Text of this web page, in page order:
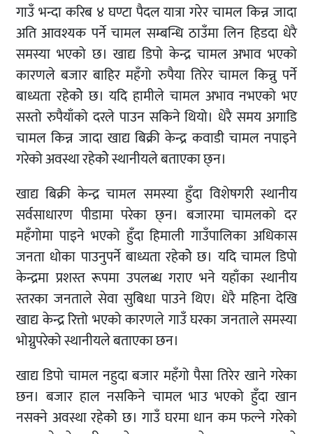
गाउँ भन्दा करिब ४ घण्टा पैदल यात्रा गरेर चामल किन्न जादा
अति आवश्यक पर्ने चामल सम्बन्धि ठाउँमा लिन हिडदा धेरै
समस्या भएको छ। खाद्य डिपो केन्द्र चामल अभाव भएको
कारणले बजार बाहिर महँगो रुपैया तिरेर चामल किन्नु पर्ने
बाध्यता रहेकोे छ। यदि हामीले चामल अभाव नभएको भए
सस्तो रुपैयाँको दरले पाउन सकिने थियो। धेरै समय अगाडि
चामल किन्न जादा खाद्य बिक्री केन्द्र कवाडी चामल नपाइने
गरेको अवस्था रहेकोे स्थानीयले बताएका छ्न।
खाद्य बिक्री केन्द्र चामल समस्या हुँदा विशेषगरी स्थानीय
सर्वसाधारण पीडामा परेका छ्न। बजारमा चामलको दर
महँगोमा पाइने भएको हुँदा हिमाली गाउँपालिका अधिकास
जनता धोका पाउनुपर्ने बाध्यता रहेकोे छ। यदि चामल डिपो
केन्द्रमा प्रशस्त रूपमा उपलब्ध गराए भने यहाँका स्थानीय
स्तरका जनताले सेवा सुबिधा पाउने थिए। धेरै महिना देखि
खाद्य केन्द्र रित्तो भएको कारणले गाउँ घरका जनताले समस्या
भोग्नुपरेको स्थानीयले बताएका छन।
खाद्य डिपो चामल नहुदा बजार महँगो पैसा तिरेर खाने गरेका
छन। बजार हाल नसकिने चामल भाउ भएको हुँदा खान
नसक्ने अवस्था रहेकोे छ। गाउँ घरमा धान कम फल्ने गरेको